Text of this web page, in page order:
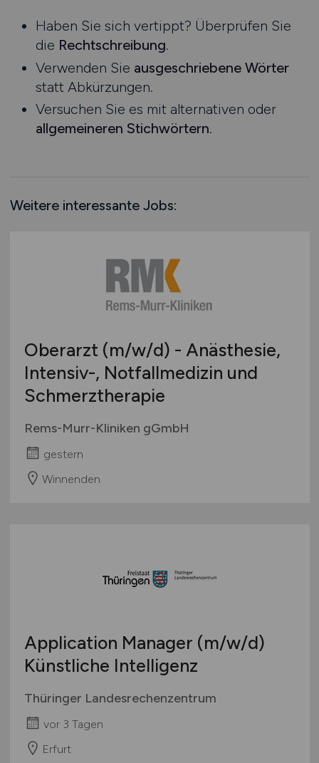
Praktikum
Nordrhein-Westfalen
Rheinland-Pfalz
Saarland
Sachsen
Sachsen-Anhalt
Schleswig-Holstein
Schweiz
Haben Sie sich vertippt? Überprüfen Sie
die Rechtschreibung.
Verwenden Sie ausgeschriebene Wörter
statt Abkürzungen.
Versuchen Sie es mit alternativen oder
allgemeineren Stichwörtern.
Weitere interessante Jobs:
Oberarzt (m/w/d) - Anästhesie,
Intensiv-, Notfallmedizin und
Schmerztherapie
Rems-Murr-Kliniken gGmbH
gestern
Winnenden
Application Manager (m/w/d)
Künstliche Intelligenz
Thüringer Landesrechenzentrum
vor 3 Tagen
Erfurt